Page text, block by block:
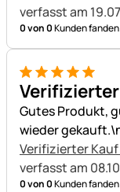
verfasst am
0 von 0Kunden
5 von 5
Verifizierter
Gutes Produkt,
wieder
Verifizierter Kauf
verfasst am
0 von 0Kunden